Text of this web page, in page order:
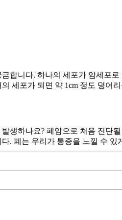
합니다. 하나의 세포가 암세포
세포가 되면 약 1cm 정도 덩어
생하나요? 폐암으로 처음 진단
. 폐는 우리가 통증을 느낄 수